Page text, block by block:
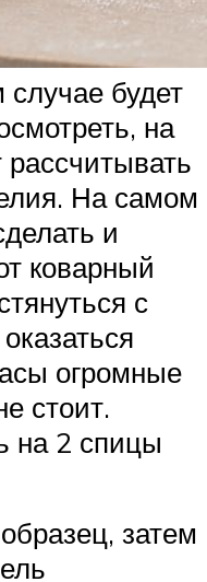
будет
на
рассчитывать
На самом
и
коварный
с
огромные
стоит.
на 2 спицы
затем